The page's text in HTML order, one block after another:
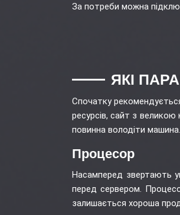
За потреби можна
ЯКІ
Спочатку
ресурсів, сайт з великою
повинна володіти машина.
Процесор
Насамперед звертають
перед сервером.
залишається хороша